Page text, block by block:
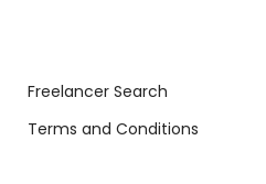
Freelancer Search
Terms and Conditions